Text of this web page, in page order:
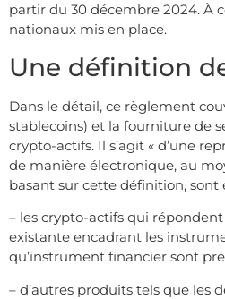
partir du 30 décembre 2024. À
nationaux mis en place.
Une définition
Dans le détail, ce règlement
stablecoins) et la fourniture de
crypto-actifs. Il s’agit « d’une
de manière électronique, au
basant sur cette définition, sont
– les crypto-actifs qui
existante encadrant les
qu’instrument financier sont
– d’autres produits tels que les